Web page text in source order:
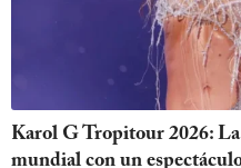
Karol G Tropitour 2026:
mundial con un